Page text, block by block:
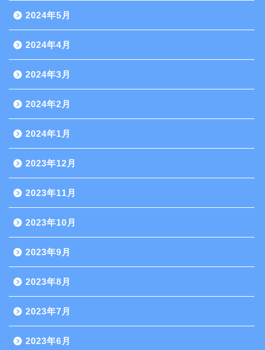
2024年5月
2024年4月
2024年3月
2024年2月
2024年1月
2023年12月
2023年11月
2023年10月
2023年9月
2023年8月
2023年7月
2023年6月